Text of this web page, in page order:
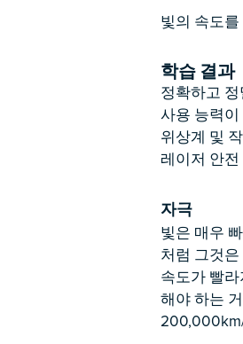
빛의 속도
학습 결과
정확하고
사용 능력
위상계 및
레이저 안
자극
빛은 매우
처럼 그것
속도가 빨
해야 하는